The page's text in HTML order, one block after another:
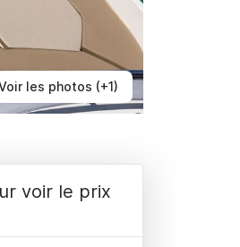
les photos (+1)
voir le prix